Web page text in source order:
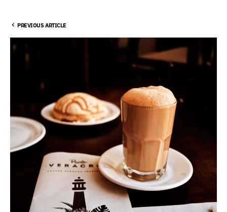
PREVIOUS ARTICLE